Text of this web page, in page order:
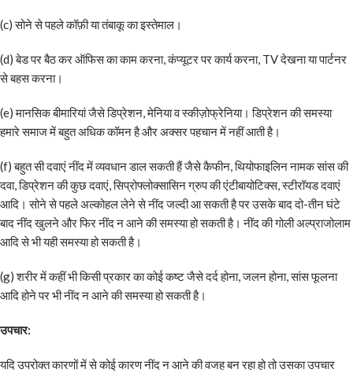
(c) सोने से पहले कॉफ़ी या तंबाकू का इस्तेमाल।
(d) बेड पर बैठ कर ऑफिस का काम करना, कंप्यूटर पर कार्य करना, TV देखना या पार्टनर
से बहस करना।
(e) मानसिक बीमारियां जैसे डिप्रेशन, मेनिया व स्कीज़ोफ्रेनिया। डिप्रेशन की समस्या
हमारे समाज में बहुत अधिक कॉमन है और अक्सर पहचान में नहीं आती है।
(f) बहुत सी दवाएं नींद में व्यवधान डाल सकती हैं जैसे कैफीन, थियोफाइलिन नामक सांस की
दवा, डिप्रेशन की कुछ दवाएं, सिप्रोफ्लोक्सासिन ग्रुप की एंटीबायोटिक्स, स्टीरॉयड दवाएं
आदि। सोने से पहले अल्कोहल लेने से नींद जल्दी आ सकती है पर उसके बाद दो-तीन घंटे
बाद नींद खुलने और फिर नींद न आने की समस्या हो सकती है। नींद की गोली अल्प्राजोलाम
आदि से भी यही समस्या हो सकती है।
(g) शरीर में कहीं भी किसी प्रकार का कोई कष्ट जैसे दर्द होना, जलन होना, सांस फूलना
आदि होने पर भी नींद न आने की समस्या हो सकती है।
उपचार:
यदि उपरोक्त कारणों में से कोई कारण नींद न आने की वजह बन रहा हो तो उसका उपचार